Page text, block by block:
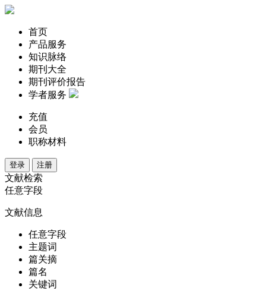
首页
产品服务
知识脉络
期刊大全
期刊评价报告
学者服务
充值
会员
职称材料
登录 注册
文献检索
任意字段
文献信息
任意字段
主题词
篇关摘
篇名
关键词